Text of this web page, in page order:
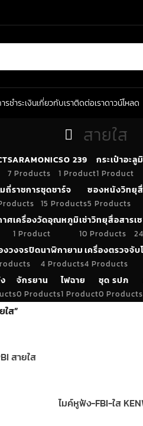
รชำระเงินเกี่ยวกับเราติดต่อเราดาวน์โหลด
สายใส
SARAMONIC
7 Products
SO 239
1 Product
กระเป๋าอะลู
1 Product
ถี่ราชการชุดชาร์จ
15 Products
ซองหนังวิทยุ
5 Products
าศเครื่องวัดอุณหภูมิ
1 Product
เช่าวิทยุสื่อสาร
10 Products
เ
งวงจรปิดนาฬิกายาม
4 Products
เครื่องตรวจจับ
4 Products
จักรยาน
0 Products
ไฟฉาย
1 Product
ชุด รปภ
0 Products
ส”
สายใส
ไมค์หูฟัง-FBI-ใส